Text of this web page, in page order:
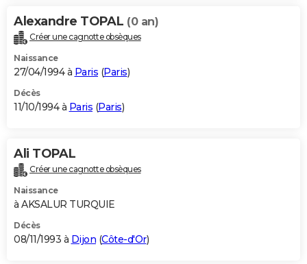
Alexandre TOPAL (0 an)
Créer une cagnotte obsèques
Naissance
27/04/1994 à Paris (Paris)
Décès
11/10/1994 à Paris (Paris)
Ali TOPAL
Créer une cagnotte obsèques
Naissance
à AKSALUR TURQUIE
Décès
08/11/1993 à Dijon (Côte-d'Or)